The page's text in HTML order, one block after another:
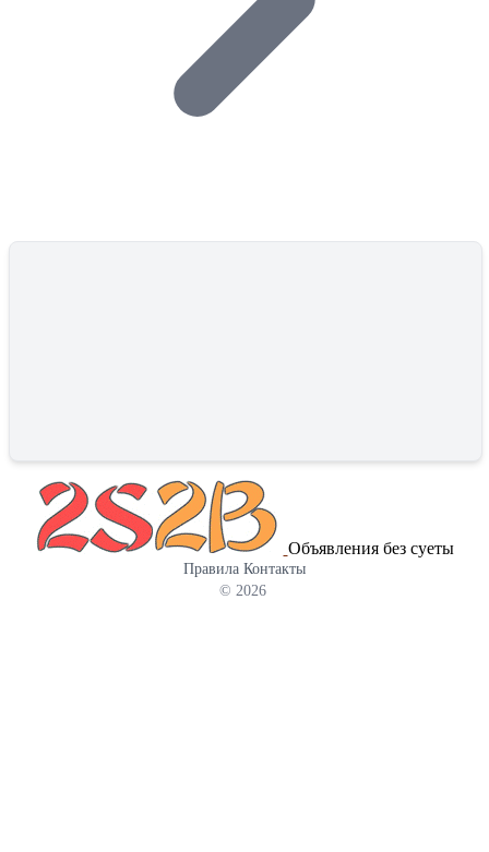
Объявления без суеты
Правила Контакты
© 2026